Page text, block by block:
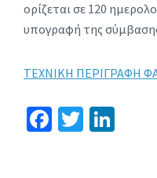
ορίζεται σε 120
υπογραφή της
ΤΕΧΝΙΚΗ ΠΕΡΙΓΡΑΦΗ
Fa T